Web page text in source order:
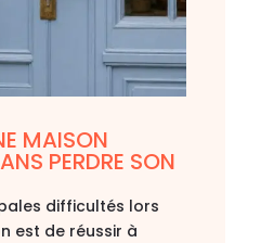
MAISON
PERDRE SON
difficultés lors
est de réussir à